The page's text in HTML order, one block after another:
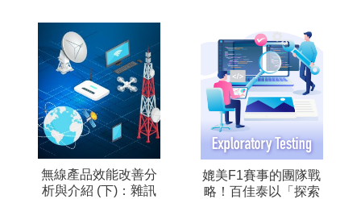
無線產品效能改善分
析與介紹 (下)：雜訊
媲美F1賽事的團隊戰
略！百佳泰以「探索